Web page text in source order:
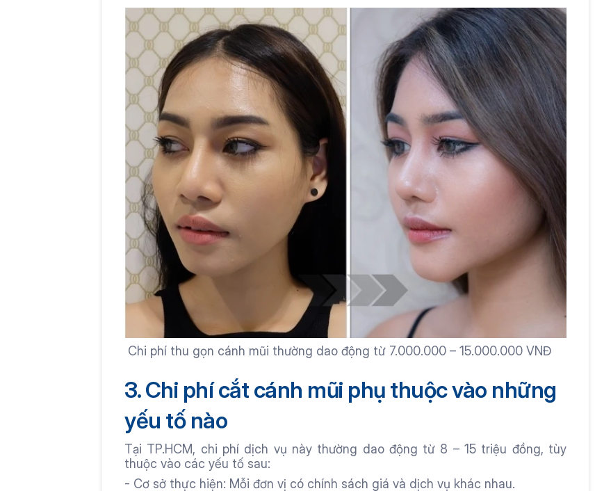
Chi phí thu gọn cánh mũi thường dao động từ 7.000.000 – 15.000.000 VNĐ
3. Chi phí cắt cánh mũi phụ thuộc vào những
yếu tố nào
Tại TP.HCM, chi phí dịch vụ này thường dao động từ 8 – 15 triệu đồng, tùy
thuộc vào các yếu tố sau:
- Cơ sở thực hiện: Mỗi đơn vị có chính sách giá và dịch vụ khác nhau.